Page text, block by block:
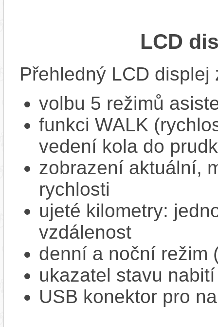
LCD
Přehledný LCD
volbu 5 režimů
funkci WALK
vedení kola do
zobrazení aktuální,
rychlosti
ujeté kilometry:
vzdálenost
denní a noční režim
ukazatel stavu
USB konektor pro